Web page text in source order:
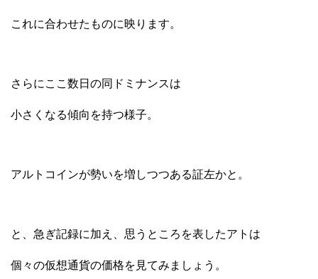
これに合わせたものに映ります。
さらにここ数日の同ドミナンスは
小さくなる傾向を持つ様子。
アルトコインが勢いを増しつつある証左かと。
と、急ぎ記録に加え、思うところを表したアトは
個々の仮想通貨の価格を見てみましょう。